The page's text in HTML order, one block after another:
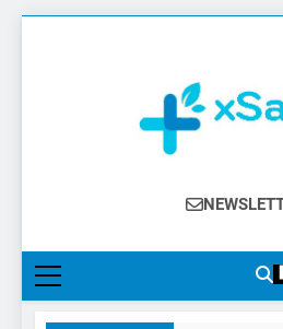
XSalud
Noticias Del
Farmacéutica,